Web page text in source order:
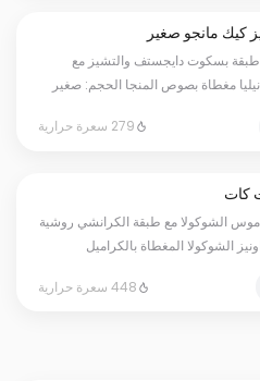
كيك مانجو صغير
طبقة بسكوت دايجستف والتشيز مع
مغطاة بصوص المنجا الحجم: صغير
279 سعرة حرارية
كات
موس الشوكولا مع طبقة الكرانشي روشية
الشوكولا المغطاة بالكراميل
448 سعرة حرارية